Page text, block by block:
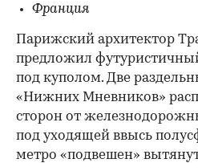
Франция
Парижский архитектор
предложил
под куполом. Две
«Нижних Мневников»
сторон от
под уходящей ввысь
метро «подвешен»